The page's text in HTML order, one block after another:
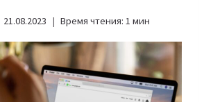
21.08.2023 Время чтения: 1 мин